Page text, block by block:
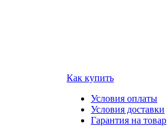
Как купить
Условия оплаты
Условия доставки
Гарантия на товар